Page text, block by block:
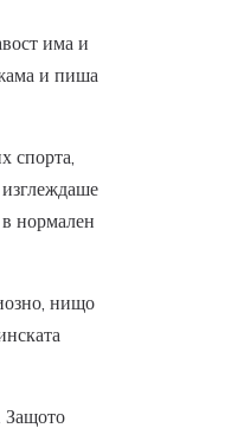
има и
и пиша
спорта,
нормален
нищо
Защото